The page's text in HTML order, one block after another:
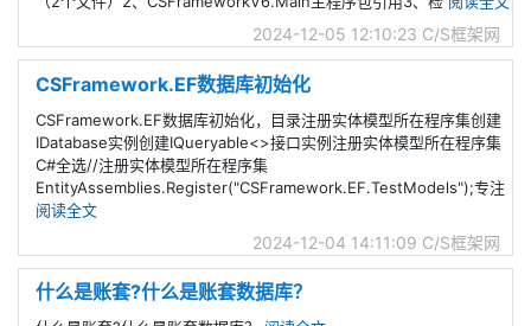
2024-12-05 12:10:23 C/S框架网
CSFramework.EF数据库初始化
CSFramework.EF数据库初始化，目录注册实体模型所在程序集创建
IDatabase实例创建IQueryable<>接口实例注册实体模型所在程序集
C#全选//注册实体模型所在程序集
EntityAssemblies.Register("CSFramework.EF.TestModels");专注
阅读全文
2024-12-04 14:11:09 C/S框架网
什么是账套?什么是账套数据库？